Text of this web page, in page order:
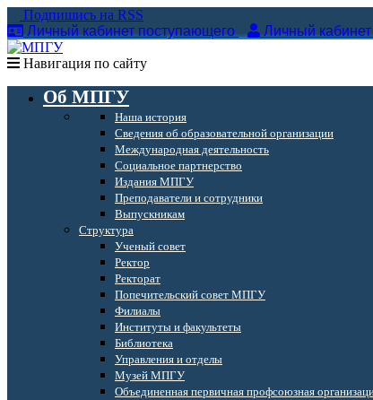
Подпишись на RSS
Личный кабинет поступающего
Личный
Навигация по сайту
Об МПГУ
Наша история
Сведения об образовательной организации
Международная деятельность
Социальное партнерство
Издания МПГУ
Преподаватели и сотрудники
Выпускникам
Структура
Ученый совет
Ректор
Ректорат
Попечительский совет МПГУ
Филиалы
Институты и факультеты
Библиотека
Управления и отделы
Музей МПГУ
Объединенная первичная профсоюзная